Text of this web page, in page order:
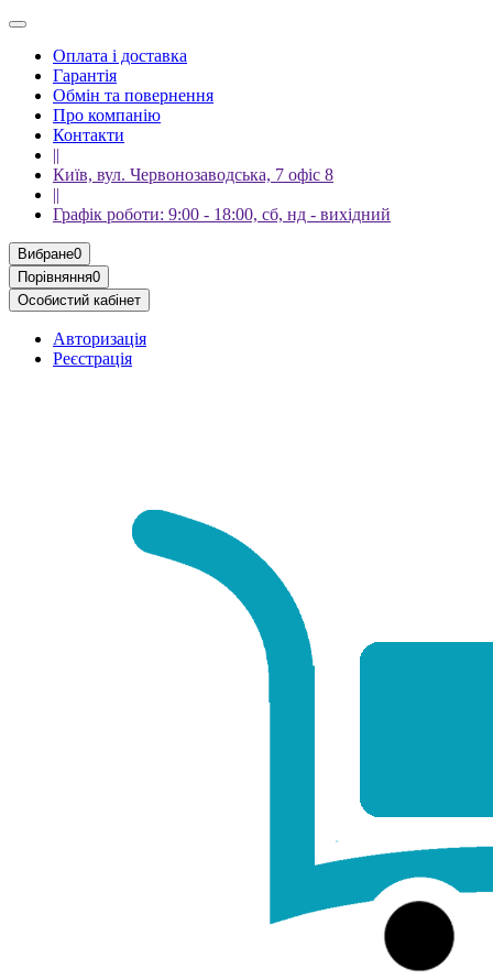
Оплата і доставка
Гарантія
Обмін та повернення
Про компанію
Контакти
||
Київ, вул. Червонозаводська, 7 офіс 8
||
Графік роботи: 9:00 - 18:00, сб, нд - вихідний
Вибране0
Порівняння0
Особистий кабінет
Авторизація
Реєстрація